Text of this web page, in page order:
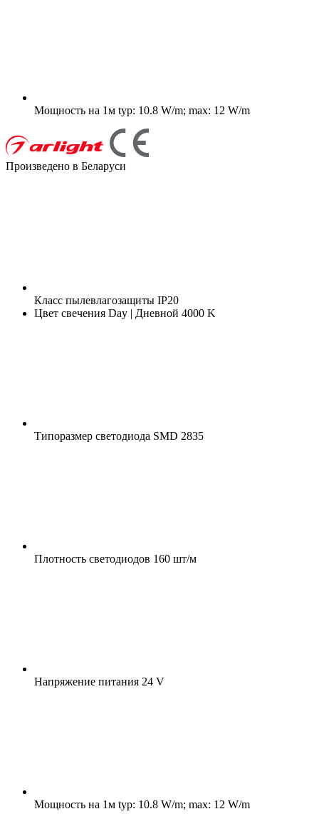
Мощность на 1м typ: 10.8 W/m; max: 12 W/m
Произведено в Беларуси
Класс пылевлагозащиты IP20
Цвет свечения Day | Дневной 4000 K
Типоразмер светодиода SMD 2835
Плотность светодиодов 160 шт/м
Напряжение питания 24 V
Мощность на 1м typ: 10.8 W/m; max: 12 W/m